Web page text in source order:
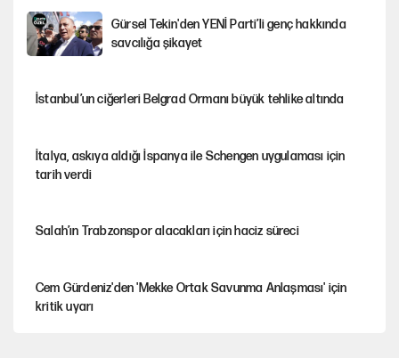
Gürsel Tekin'den YENİ Parti’li genç hakkında
savcılığa şikayet
İstanbul’un ciğerleri Belgrad Ormanı büyük tehlike altında
İtalya, askıya aldığı İspanya ile Schengen uygulaması için
tarih verdi
Salah’ın Trabzonspor alacakları için haciz süreci
Cem Gürdeniz'den 'Mekke Ortak Savunma Anlaşması' için
kritik uyarı